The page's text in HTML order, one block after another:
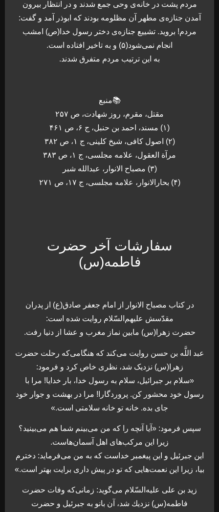
مردم پشت در خانه‌ی وحی جمع شدند و در انتظار بیرون
آمدن جنازه‌ی مطهر آن مظلومه بودند که ابوذر آمد و گفت:
مردم! بروید. تشییع جنازه‌ی دختر رسول خدا(ص) امشب
انجام نمی‌شود(۵) و به تاخیر افتاده است.
به این ترتیب مردم متفرق شدند.
📚منبع
مقتل، مقرم، روز شهادت، ص ۲۵۷
(۱) مسند، احمد بن حنبل، ج ۶، ص ۴۶۱
(۲) اصول کافی، شیخ کلینی، ج ۱، ص ۳۸۲
مرآة العقول، علامه مجلسی، ج ۱، ص ۳۸۳
(۳) مصباح الانوار، عبدالله شبر
(۴) بحارالانوار، علامه مجلسی، ج ۱۷، ص ۲۷۱
سفارشات آخر حضرت
فاطمه(س)
در كتاب مصباح الانوار از امام جعفر صادق(ع) از پدران
مقدّسش عليهم‌السّلام روايت شده است:
حضرت زهرا(س) مابين نماز مغرب و عشا از دنيا رفت.
عبد اللَّه بن حسن روايت مى‌‏كند كه هنگامى‌كه رحلت حضرت
زهرا(س) نزديک شد، نظرى خاص كرد و فرمود:
«سلام بر جبرائيل، سلام به رسول خدا، بار خدايا! مرا با
رسول خود محشور كن. پروردگارا! مرا در بهشت و جوار خود
جاى بده. خانه تو خانه سلامتى است.»
سپس فرمود: «آيا آنچه را كه من مى‌‏بينم شما هم مى‏‌بينيد؟
زيرا اين مركب‌هاى اهل آسمان‌هاست.
اين جبرئيل و اين پيغمبر خداست كه به من مى‌‏فرمايد: دخترم
بيا، زيرا اين نعمت‌هايى كه تو در پيش دارى برايت بهتر است.»
زيد بن على عليه‌السّلام مى‌گويد: زمانى‌كه وفات حضرت
فاطمه(س) نزديك شد، آن بانو به جبرئيل و حضرت